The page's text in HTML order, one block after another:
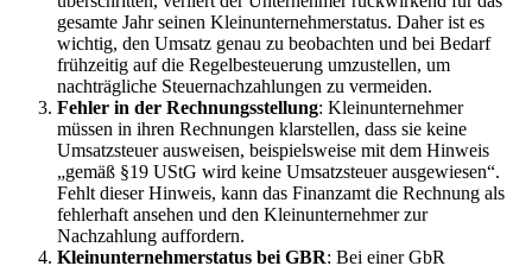
gesamte Jahr seinen Kleinunternehmerstatus. Daher ist es
wichtig, den Umsatz genau zu beobachten und bei Bedarf
frühzeitig auf die Regelbesteuerung umzustellen, um
nachträgliche Steuernachzahlungen zu vermeiden.
Fehler in der Rechnungsstellung: Kleinunternehmer
müssen in ihren Rechnungen klarstellen, dass sie keine
Umsatzsteuer ausweisen, beispielsweise mit dem Hinweis
„gemäß §19 UStG wird keine Umsatzsteuer ausgewiesen“.
Fehlt dieser Hinweis, kann das Finanzamt die Rechnung als
fehlerhaft ansehen und den Kleinunternehmer zur
Nachzahlung auffordern.
Kleinunternehmerstatus bei GBR: Bei einer GbR